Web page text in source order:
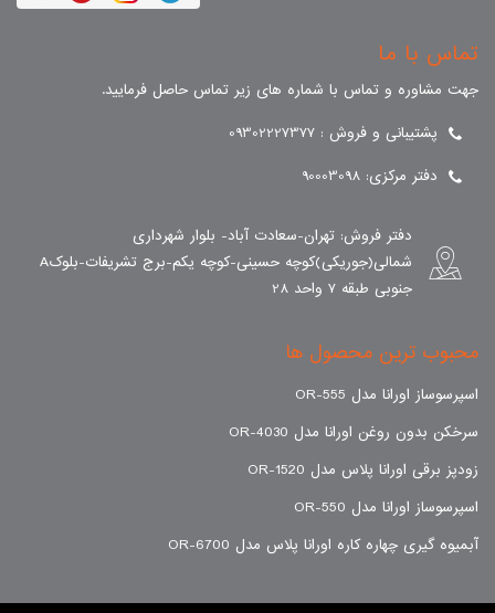
تماس با ما
جهت مشاوره و تماس با شماره های زیر تماس حاصل فرمایید.
پشتیبانی و فروش : 09302227377
دفتر مرکزی: 90003098
دفتر فروش: تهران-سعادت آباد- بلوار شهرداری
شمالی(جوریکی)کوچه حسینی-کوچه یکم-برج تشریفات-بلوکA
جنوبی طبقه 7 واحد 28
محبوب ترین محصول ها
اسپرسوساز اورانا مدل OR-555
سرخکن بدون روغن اورانا مدل OR-4030
زودپز برقی اورانا پلاس مدل OR-1520
اسپرسوساز اورانا مدل OR-550
آبمیوه گیری چهاره کاره اورانا پلاس مدل OR-6700